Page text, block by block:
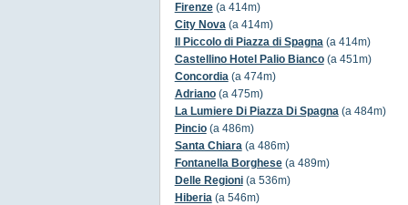
Firenze(a 414m)
City Nova(a 414m)
Il Piccolo di Piazza di Spagna(a 414m)
Castellino Hotel Palio Bianco(a 451m)
Concordia(a 474m)
Adriano(a 475m)
La Lumiere Di Piazza Di Spagna(a 484m)
Pincio(a 486m)
Santa Chiara(a 486m)
Fontanella Borghese(a 489m)
Delle Regioni(a 536m)
Hiberia(a 546m)